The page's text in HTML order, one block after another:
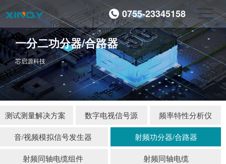
0755-23345158
一分二功分器/合路器
芯启源科技
测试测量解决方案 数字电视信号源 频率特性分析仪
音/视频模拟信号发生器 射频功分器/合路器
射频同轴电缆组件 射频同轴电缆